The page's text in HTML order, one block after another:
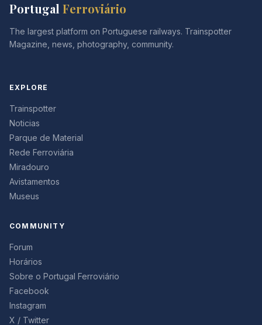
Portugal Ferroviário
The largest platform on Portuguese railways. Trainspotter
Magazine, news, photography, community.
EXPLORE
Trainspotter
Noticias
Parque de Material
Rede Ferroviária
Miradouro
Avistamentos
Museus
COMMUNITY
Forum
Horários
Sobre o Portugal Ferroviário
Facebook
Instagram
X / Twitter